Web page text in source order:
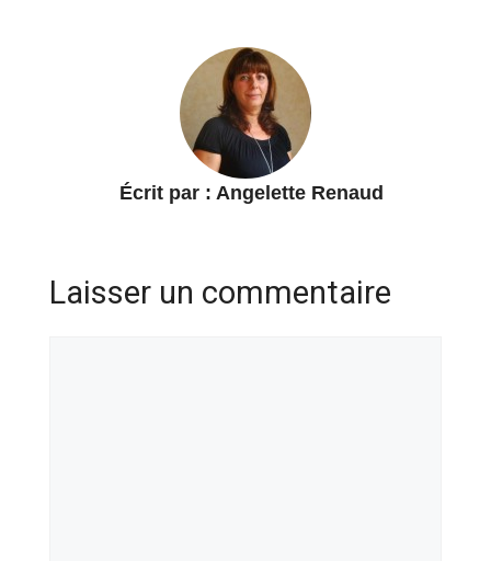
Écrit par : Angelette Renaud
Laisser un commentaire